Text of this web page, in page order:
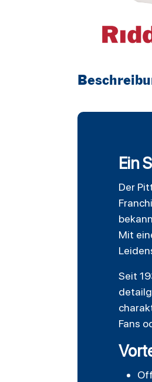
Ein
Der
Mit
Seit
Fans